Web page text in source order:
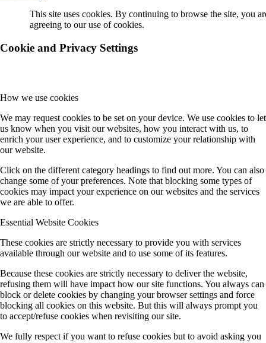
This site uses cookies. By continuing to browse the site, you
agreeing to our use of cookies.
Cookie and Privacy Settings
How we use cookies
We may request cookies to be set on your device. We use cookies to let
us know when you visit our websites, how you interact with us, to
enrich your user experience, and to customize your relationship with
our website.
Click on the different category headings to find out more. You can also
change some of your preferences. Note that blocking some types of
cookies may impact your experience on our websites and the services
we are able to offer.
Essential Website Cookies
These cookies are strictly necessary to provide you with services
available through our website and to use some of its features.
Because these cookies are strictly necessary to deliver the website,
refusing them will have impact how our site functions. You always can
block or delete cookies by changing your browser settings and force
blocking all cookies on this website. But this will always prompt you
to accept/refuse cookies when revisiting our site.
We fully respect if you want to refuse cookies but to avoid asking you